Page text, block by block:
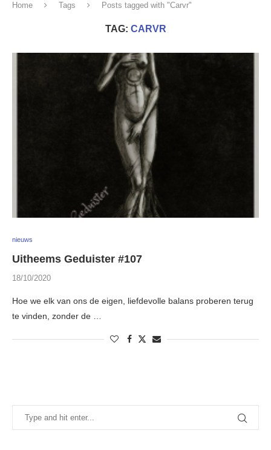
Home Tags Posts tagged with "Carvr"
TAG: CARVR
nieuws
Uitheems Geduister #107
18/10/2020
Hoe we elk van ons de eigen, liefdevolle balans proberen terug
te vinden, zonder de …